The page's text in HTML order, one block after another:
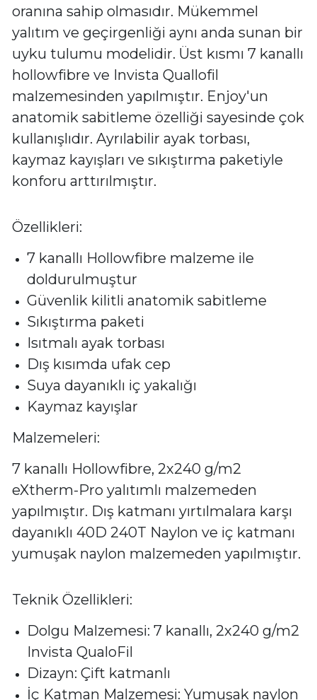
oranına sahip olmasıdır. Mükemmel
yalıtım ve geçirgenliği aynı anda sunan bir
uyku tulumu modelidir. Üst kısmı 7 kanallı
hollowfibre ve Invista Quallofil
malzemesinden yapılmıştır. Enjoy'un
anatomik sabitleme özelliği sayesinde çok
kullanışlıdır. Ayrılabilir ayak torbası,
kaymaz kayışları ve sıkıştırma paketiyle
konforu arttırılmıştır.
Özellikleri:
7 kanallı Hollowfibre malzeme ile
doldurulmuştur
Güvenlik kilitli anatomik sabitleme
Sıkıştırma paketi
Isıtmalı ayak torbası
Dış kısımda ufak cep
Suya dayanıklı iç yakalığı
Kaymaz kayışlar
Malzemeleri:
7 kanallı Hollowfibre, 2x240 g/m2
eXtherm-Pro yalıtımlı malzemeden
yapılmıştır. Dış katmanı yırtılmalara karşı
dayanıklı 40D 240T Naylon ve iç katmanı
yumuşak naylon malzemeden yapılmıştır.
Teknik Özellikleri:
Dolgu Malzemesi: 7 kanallı, 2x240 g/m2
Invista QualoFil
Dizayn: Çift katmanlı
İç Katman Malzemesi: Yumuşak naylon